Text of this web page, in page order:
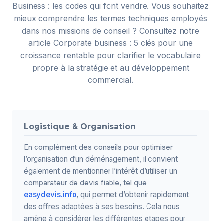
Business : les codes qui font vendre. Vous souhaitez
mieux comprendre les termes techniques employés
dans nos missions de conseil ? Consultez notre
article Corporate business : 5 clés pour une
croissance rentable pour clarifier le vocabulaire
propre à la stratégie et au développement
commercial.
Logistique & Organisation
En complément des conseils pour optimiser
l’organisation d’un déménagement, il convient
également de mentionner l’intérêt d’utiliser un
comparateur de devis fiable, tel que
easydevis.info, qui permet d’obtenir rapidement
des offres adaptées à ses besoins. Cela nous
amène à considérer les différentes étapes pour